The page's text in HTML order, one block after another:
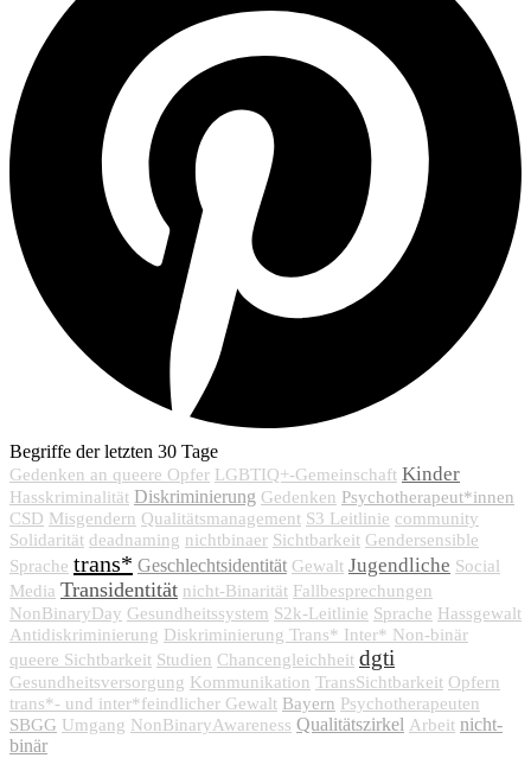
Begriffe der letzten 30 Tage
Gedenken an queere Opfer LGBTIQ+-Gemeinschaft Kinder
Hasskriminalität Diskriminierung Gedenken Psychotherapeut*innen
CSD Misgendern Qualitätsmanagement S3 Leitlinie community
Solidarität deadnaming nichtbinaer Sichtbarkeit Gendersensible
Sprache trans* Geschlechtsidentität Gewalt Jugendliche Social
Media Transidentität nicht-Binarität Fallbesprechungen
NonBinaryDay Gesundheitssystem S2k-Leitlinie Sprache Hassgewalt
Antidiskriminierung Diskriminierung Trans* Inter* Non-binär
queere Sichtbarkeit Studien Chancengleichheit dgti
Gesundheitsversorgung Kommunikation TransSichtbarkeit Opfern
trans*- und inter*feindlicher Gewalt Bayern Psychotherapeuten
SBGG Umgang NonBinaryAwareness Qualitätszirkel Arbeit nicht-
binär